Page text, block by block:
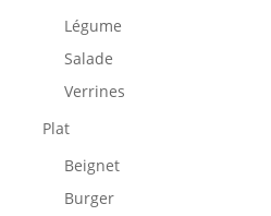
Légume
Salade
Verrines
Plat
Beignet
Burger